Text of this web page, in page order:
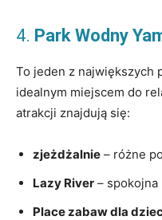
4. Park Wodny
To jeden z największych
idealnym miejscem do
atrakcji znajdują się:
zjeżdżalnie – różne
Lazy River – spokojna
Place zabaw dla